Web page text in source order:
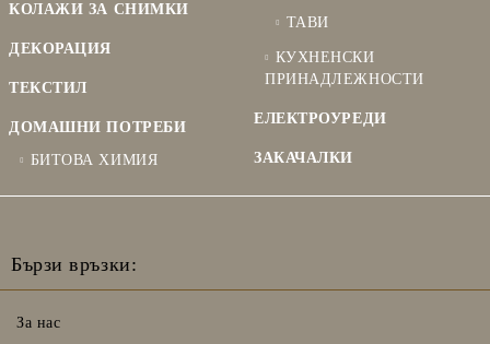
КОЛАЖИ ЗА СНИМКИ
ДЕКОРАЦИЯ
ТЕКСТИЛ
ДОМАШНИ ПОТРЕБИ
БИТОВА ХИМИЯ
ТАВИ
КУХНЕНСКИ
ПРИНАДЛЕЖНОСТИ
ЕЛЕКТРОУРЕДИ
ЗАКАЧАЛКИ
Бързи връзки:
За нас